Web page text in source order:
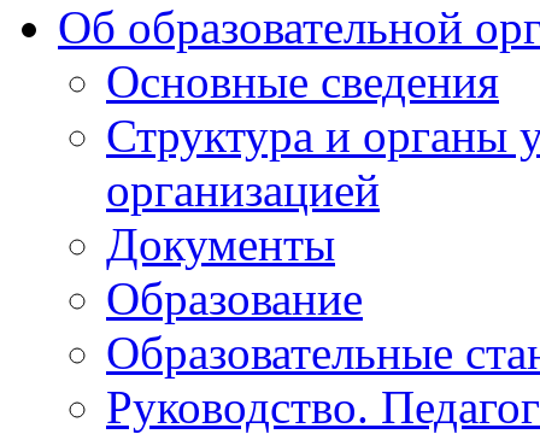
Об образовательной
Основные сведения
Структура и органы
организацией
Документы
Образование
Образовательные
Руководство.